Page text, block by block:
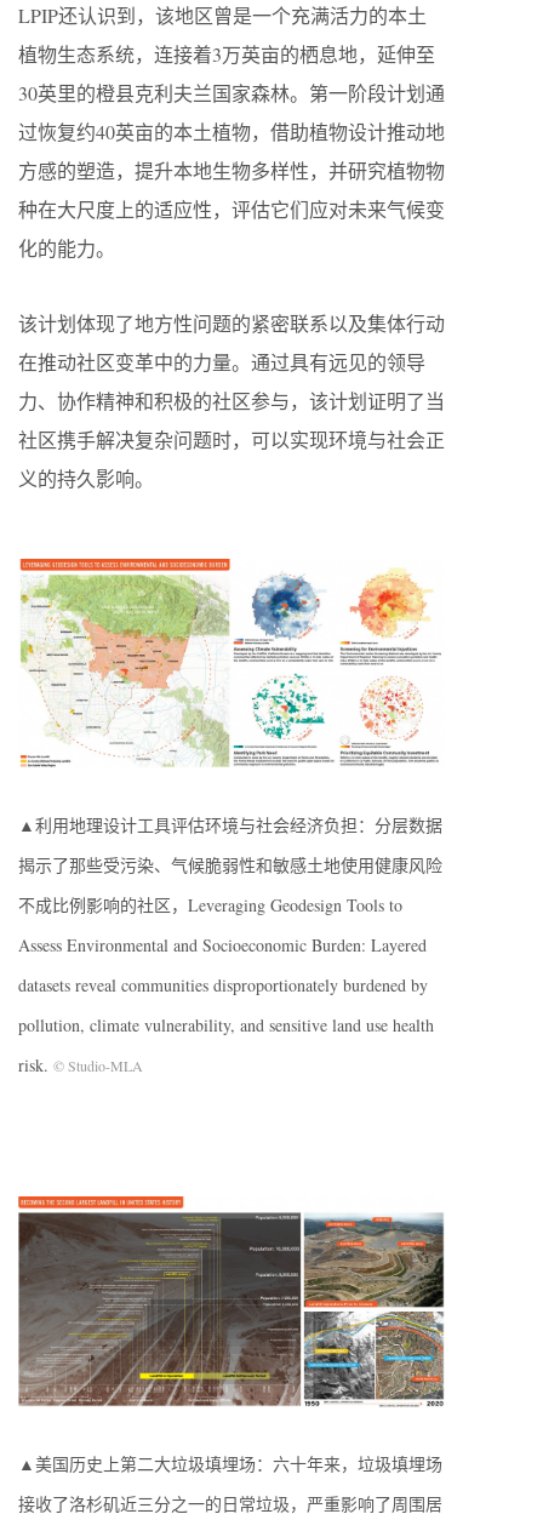
LPIP还认识到，该地区曾是一个充满活力的本土
植物生态系统，连接着3万英亩的栖息地，延伸至
30英里的橙县克利夫兰国家森林。第一阶段计划通
过恢复约40英亩的本土植物，借助植物设计推动地
方感的塑造，提升本地生物多样性，并研究植物物
种在大尺度上的适应性，评估它们应对未来气候变
化的能力。
该计划体现了地方性问题的紧密联系以及集体行动
在推动社区变革中的力量。通过具有远见的领导
力、协作精神和积极的社区参与，该计划证明了当
社区携手解决复杂问题时，可以实现环境与社会正
义的持久影响。
▲利用地理设计工具评估环境与社会经济负担：分层数据
揭示了那些受污染、气候脆弱性和敏感土地使用健康风险
不成比例影响的社区，Leveraging Geodesign Tools to
Assess Environmental and Socioeconomic Burden: Layered
datasets reveal communities disproportionately burdened by
pollution, climate vulnerability, and sensitive land use health
risk. © Studio-MLA
▲美国历史上第二大垃圾填埋场：六十年来，垃圾填埋场
接收了洛杉矶近三分之一的日常垃圾，严重影响了周围居